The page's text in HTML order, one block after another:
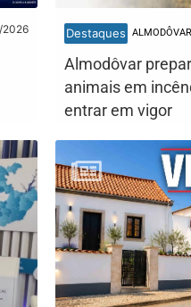
Destaques ALMODÔVAR
Almodôvar
animais em
entrar em vigor